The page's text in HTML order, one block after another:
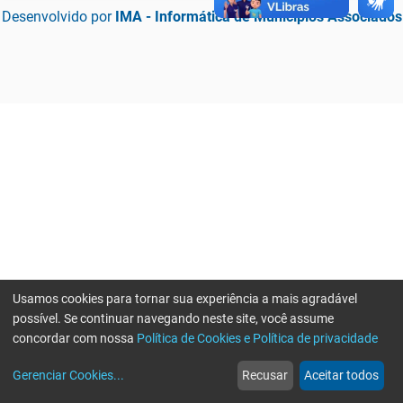
Desenvolvido por IMA - Informática de Municípios Associados
web
Notícias
more_horiz
Mais
Usamos cookies para tornar sua experiência a mais agradável
possível. Se continuar navegando neste site, você assume
concordar com nossa Política de Cookies e Política de privacidade
Gerenciar Cookies... Recusar Aceitar todos
Erro ao enviar informações, por favor tente novamente